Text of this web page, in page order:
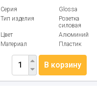
Серия
Glossa
Тип изделия
Розетка
силовая
Цвет
Алюминий
Материал
Пластик
В корзину